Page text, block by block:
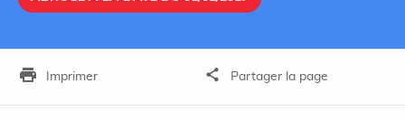
Imprimer Partager la page